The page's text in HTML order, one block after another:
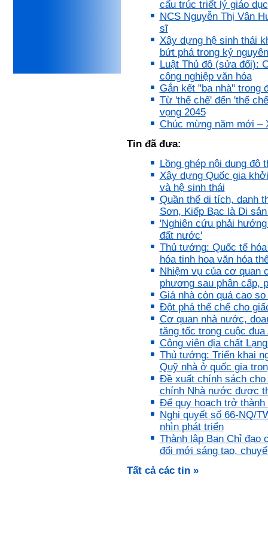
cấu trúc triết lý giáo dục
NCS Nguyễn Thị Vân
sĩ
Xây dựng hệ sinh thái
bứt phá trong kỷ
Luật Thủ đô (sửa đổi):
công nghiệp văn hóa
Gắn kết "ba nhà" trong
Từ 'thể chế' đến 'thể
vọng 2045
Chúc mừng năm mới –
Tin đã đưa:
Lồng ghép nội dung đô
Xây dựng Quốc gia
và hệ sinh thái
Quần thể di tích, danh
Sơn, Kiếp Bạc là Di
'Nghiên cứu phải
đất nước'
Thủ tướng: Quốc tế
hóa tinh hoa văn hóa
Nhiệm vụ của cơ quan
phương sau phân cấp,
Giá nhà còn quá cao
Đột phá thể chế cho
Cơ quan nhà nước,
tăng tốc trong cuộc đua
Công viên địa chất
Thủ tướng: Triển khai
Quỹ nhà ở quốc gia
Đề xuất chính sách cho
chính Nhà nước được
Để quy hoạch trở
Nghị quyết số 66-NQ/
nhìn phát triển
Thành lập Ban Chỉ đạo
đổi mới sáng tạo,
Tất cả các tin »